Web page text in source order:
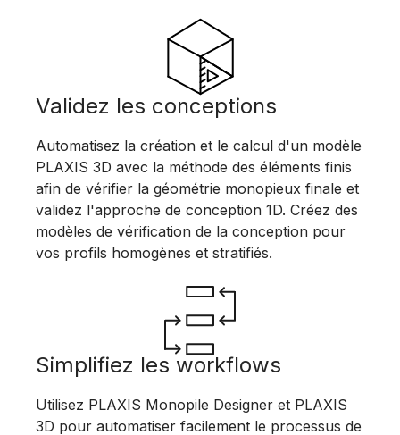
Validez les conceptions
Automatisez la création et le calcul d'un modèle
PLAXIS 3D avec la méthode des éléments finis
afin de vérifier la géométrie monopieux finale et
validez l'approche de conception 1D. Créez des
modèles de vérification de la conception pour
vos profils homogènes et stratifiés.
Simplifiez les workflows
Utilisez PLAXIS Monopile Designer et PLAXIS
3D pour automatiser facilement le processus de